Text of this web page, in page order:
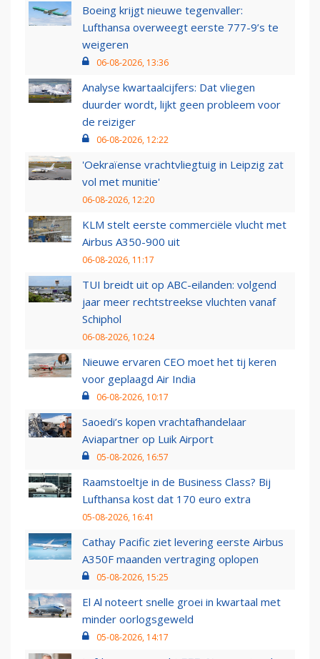
Boeing krijgt nieuwe tegenvaller:
Lufthansa overweegt eerste 777-9’s te
weigeren
06-08-2026, 13:36
Analyse kwartaalcijfers: Dat vliegen
duurder wordt, lijkt geen probleem voor
de reiziger
06-08-2026, 12:22
'Oekraïense vrachtvliegtuig in Leipzig zat
vol met munitie'
06-08-2026, 12:20
KLM stelt eerste commerciële vlucht met
Airbus A350-900 uit
06-08-2026, 11:17
TUI breidt uit op ABC-eilanden: volgend
jaar meer rechtstreekse vluchten vanaf
Schiphol
06-08-2026, 10:24
Nieuwe ervaren CEO moet het tij keren
voor geplaagd Air India
06-08-2026, 10:17
Saoedi’s kopen vrachtafhandelaar
Aviapartner op Luik Airport
05-08-2026, 16:57
Raamstoeltje in de Business Class? Bij
Lufthansa kost dat 170 euro extra
05-08-2026, 16:41
Cathay Pacific ziet levering eerste Airbus
A350F maanden vertraging oplopen
05-08-2026, 15:25
El Al noteert snelle groei in kwartaal met
minder oorlogsgeweld
05-08-2026, 14:17